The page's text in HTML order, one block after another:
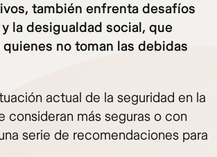
también enfrenta desafíos
la desigualdad social, que
no toman las debidas
actual de la seguridad en la
consideran más seguras o con
serie de recomendaciones para